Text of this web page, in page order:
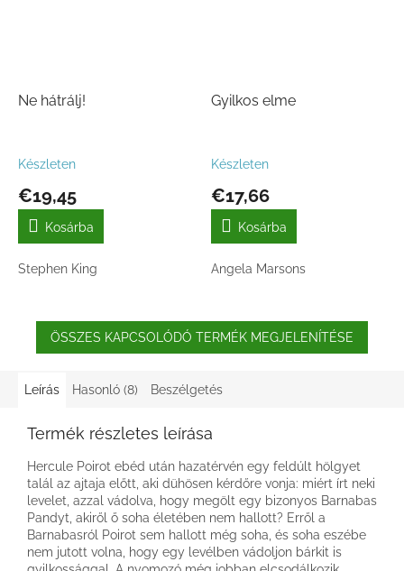
Ne hátrálj!
Készleten
€19,45
Kosárba
Stephen King
Gyilkos elme
Készleten
€17,66
Kosárba
Angela Marsons
ÖSSZES KAPCSOLÓDÓ TERMÉK MEGJELENÍTÉSE
Leírás Hasonló (8) Beszélgetés
Termék részletes leírása
Hercule Poirot ebéd után hazatérvén egy feldúlt hölgyet
talál az ajtaja előtt, aki dühösen kérdőre vonja: miért írt neki
levelet, azzal vádolva, hogy megölt egy bizonyos Barnabas
Pandyt, akiről ő soha életében nem hallott? Erről a
Barnabasról Poirot sem hallott még soha, és soha eszébe
nem jutott volna, hogy egy levélben vádoljon bárkit is